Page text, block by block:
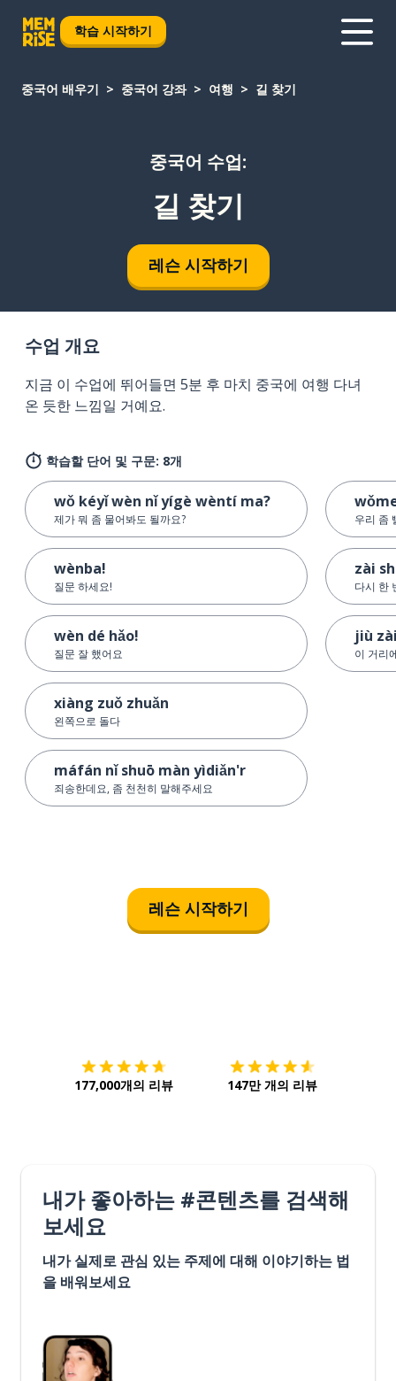
학습 시작하기
중국어 배우기 중국어 강좌 여행 길 찾기
중국어 수업:
길 찾기
레슨 시작하기
수업 개요
지금 이 수업에 뛰어들면 5분 후 마치 중국에 여행 다녀
온 듯한 느낌일 거예요.
학습할 단어 및 구문: 8개
wǒ kéyǐ wèn nǐ yígè wèntí ma?
제가 뭐 좀 물어봐도 될까요?
wènba!
질문 하세요!
wèn dé hǎo!
질문 잘 했어요
xiàng zuǒ zhuǎn
왼쪽으로 돌다
máfán nǐ shuō màn yìdiǎn'r
죄송한데요, 좀 천천히 말해주세요
우리 좀
zài
다시 한
jiù
이 거리
레슨 시작하기
177,000개의 리뷰 147만 개의 리뷰
내가 좋아하는 #콘텐츠를 검색해
보세요
내가 실제로 관심 있는 주제에 대해 이야기하는 법
을 배워보세요